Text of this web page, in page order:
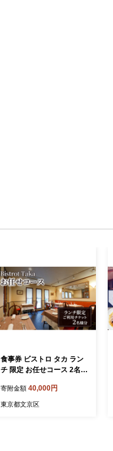
食事券 ビストロ タカ ラン
チ 限定 お任せコース 2名様
ア ペアチケット ギフト券
寄附金額 40,000円
東京都文京区